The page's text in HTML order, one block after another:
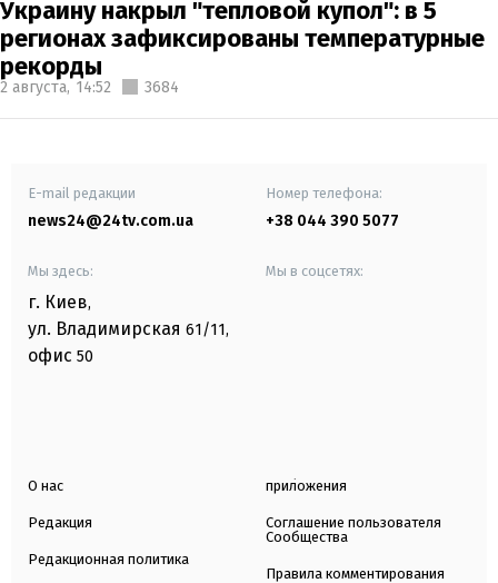
Украину накрыл "тепловой купол": в 5
регионах зафиксированы температурные
рекорды
2 августа, 14:52 3684
E-mail редакции
news24@24tv.com.ua
Номер телефона:
+38 044 390 5077
Мы здесь:
г. Киев,
ул. Владимирская 61/11,
офис 50
Мы в соцсетях:
О нас
Редакция
Редакционная политика
приложения
Соглашение пользователя
Сообщества
Правила комментирования